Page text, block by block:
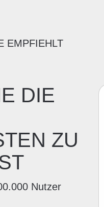
EMPFIEHLT
DIE
ZU
Nutzer